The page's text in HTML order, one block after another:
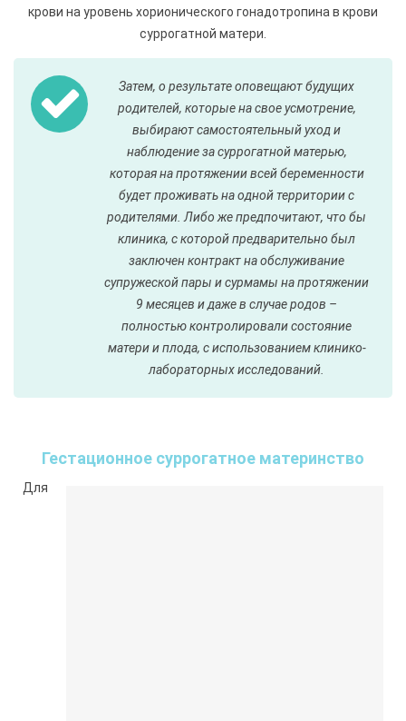
крови на уровень хорионического гонадотропина в крови
суррогатной матери.
Затем, о результате оповещают будущих
родителей, которые на свое усмотрение,
выбирают самостоятельный уход и
наблюдение за суррогатной матерью,
которая на протяжении всей беременности
будет проживать на одной территории с
родителями. Либо же предпочитают, что бы
клиника, с которой предварительно был
заключен контракт на обслуживание
супружеской пары и сурмамы на протяжении
9 месяцев и даже в случае родов –
полностью контролировали состояние
матери и плода, с использованием клинико-
лабораторных исследований.
Гестационное суррогатное материнство
Для